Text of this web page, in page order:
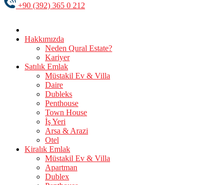
+90 (392) 365 0 212
Hakkımızda
Neden Qural Estate?
Kariyer
Satılık Emlak
Müstakil Ev & Villa
Daire
Dubleks
Penthouse
Town House
İş Yeri
Arsa & Arazi
Otel
Kiralık Emlak
Müstakil Ev & Villa
Apartman
Dublex